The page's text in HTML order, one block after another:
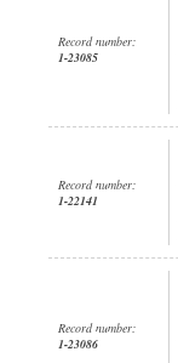
Record number:
1-23085
Record number:
1-22141
Record number:
1-23086